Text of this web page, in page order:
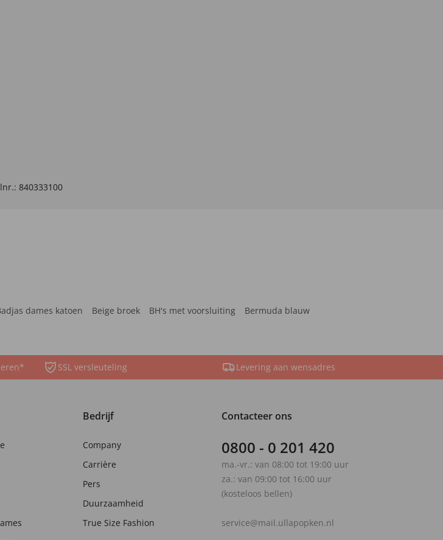
840333100
dames katoen Beige broek BH's met voorsluiting
Bermuda blauw
SSL versleuteling Levering aan wensadres
Bedrijf
Company
Carrière
Pers
Duurzaamheid
True Size Fashion
Contacteer ons
0800 - 0 201 420
ma.-vr.: van 08:00 tot 19:00 uur
za.: van 09:00 tot 16:00 uur
(kosteloos bellen)
service@mail.ullapopken.nl